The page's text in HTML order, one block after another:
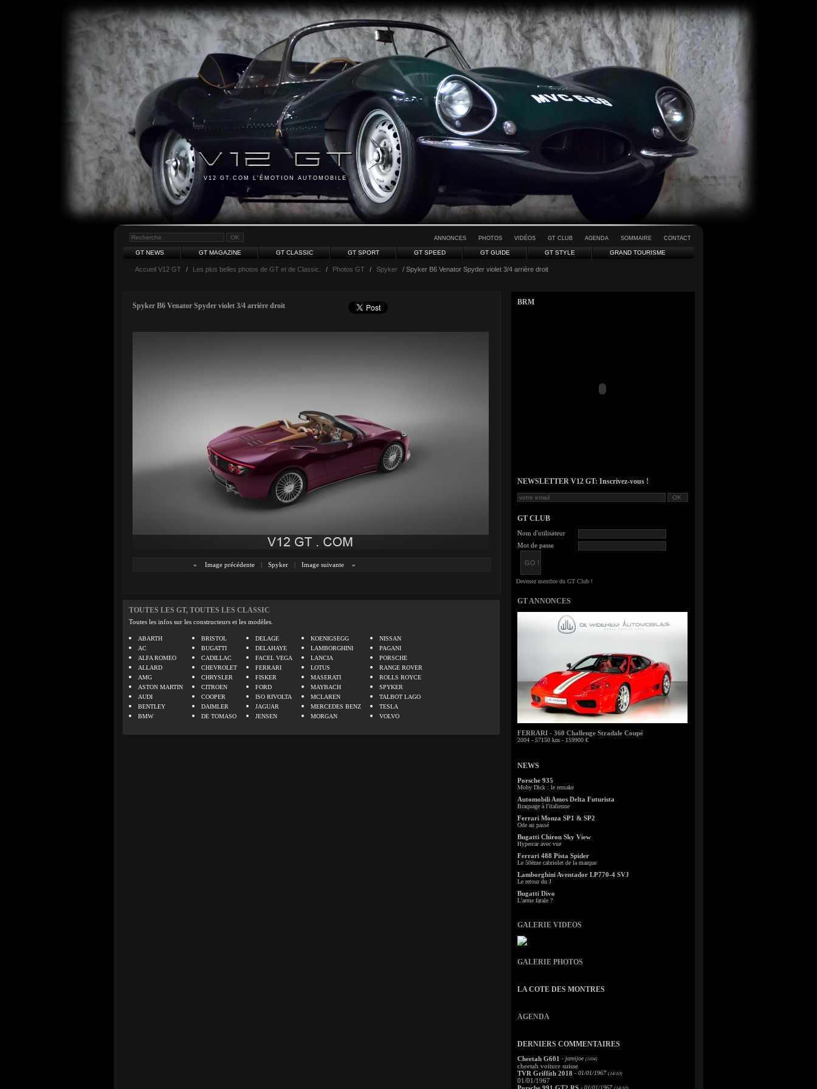
V12 GT.COM L'ÉMOTION AUTOMOBILE
ANNONCES PHOTOS VIDÉOS GT CLUB AGENDA SOMMAIRE CONTACT
GT NEWS GT MAGAZINE GT CLASSIC GT SPORT GT SPEED GT GUIDE GT STYLE GRAND TOURISME
Accueil V12 GT / Les plus belles photos de GT et de Classic. / Photos GT / Spyker / Spyker B6 Venator Spyder violet 3/4 arrière droit
Spyker B6 Venator Spyder violet 3/4 arrière droit
« Image précédente | Spyker | Image suivante »
TOUTES LES GT, TOUTES LES CLASSIC
Toutes les infos sur les constructeurs et les modèles.
ABARTH
AC
ALFA ROMEO
ALLARD
AMG
ASTON MARTIN
AUDI
BENTLEY
BMW
BRISTOL
BUGATTI
CADILLAC
CHEVROLET
CHRYSLER
CITROEN
COOPER
DAIMLER
DE TOMASO
DELAGE
DELAHAYE
FACEL VEGA
FERRARI
FISKER
FORD
ISO RIVOLTA
JAGUAR
JENSEN
KOENIGSEGG
LAMBORGHINI
LANCIA
LOTUS
MASERATI
MAYBACH
MCLAREN
MERCEDES BENZ
MORGAN
NISSAN
PAGANI
PORSCHE
RANGE ROVER
ROLLS ROYCE
SPYKER
TALBOT LAGO
TESLA
VOLVO
BRM
NEWSLETTER V12 GT: Inscrivez-vous !
GT CLUB
Nom d'utilisateur
Mot de passe
GT ANNONCES
FERRARI - 360 Challenge Stradale Coupé
2004 - 57150 km - 159900 €
NEWS
Porsche 935
Moby Dick : le remake
Automobili Amos Delta Futurista
Braquage à l'italienne
Ferrari Monza SP1 & SP2
Ode au passé
Bugatti Chiron Sky View
Hypercar avec vue
Ferrari 488 Pista Spider
Le 50ème cabriolet de la marque
Lamborghini Aventador LP770-4 SVJ
Le retour du J
Bugatti Divo
L'arme fatale ?
GALERIE VIDEOS
GALERIE PHOTOS
LA COTE DES MONTRES
AGENDA
DERNIERS COMMENTAIRES
Cheetah G601 - jamijoe (5/04)
cheetah voiture suisse
TVR Griffith 2018 - 01/01/1967 (14/10)
01/01/1967
- 01/01/1967